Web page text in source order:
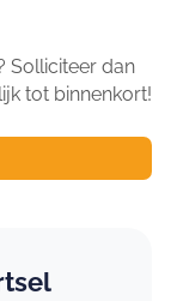
Solliciteer dan
tot binnenkort!